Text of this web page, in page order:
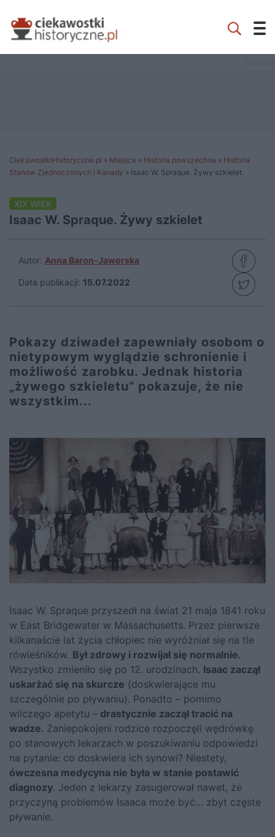
CiekawostkiHistoryczne.pl » Miejsce » Historia powszechna » Historia
Stanów Zjednoczonych i Kanady » Isaac W. Spraque. Żywy szkielet
XIX WIEK
Isaac W. Spraque. Żywy szkielet
Autor: Anna Baron-Jaworska
Data publikacji: 15.07.2022
Pokazy dziwadeł zapewniały osobom o
nietypowym wyglądzie schronienie i
możliwość zarobku. Jednak historia
„żywego szkieletu” pokazuje, że nie
wszystkim...
Isaac W. Spraque przyszedł na świat 21 maja 1841 roku
w East Bridgewater w Massachusetts. Przez pierwsze
kilkanaście lat życia chłopiec nie wyróżniał się na tle
rówieśników. Był zdrowy i rozwijał się normalnie.
Wszystko zmieniło się po 12. urodzinach. Isaac zaczął
uskarżać się na skurcze (doskwierające mu
szczególnie po pływaniu). Ponadto – pomimo
wilczego apetytu – drastycznie zaczął tracić na
wadze. Zaniepokojeni rodzice rozpoczęli wędrówkę
po stanowych lekarzach w poszukiwaniu odpowiedzi
na pytanie: co doskwiera ich synowi? Niestety,
ówczesna medycyna nie była w stanie postawić
diagnozy. Jeden z lekarzy zasugerował nawet, że
przyczyną problemów Isaaca może być… zbyt częste
pływanie.